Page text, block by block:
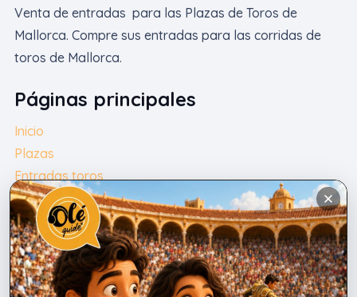
1.200,00 €
Venta de entradas para las Plazas de Toros de
Mallorca. Compre sus entradas para las corridas de
toros de Mallorca.
Páginas principales
Inicio
Plazas
Entradas toros
Contacto
Español
Contacto